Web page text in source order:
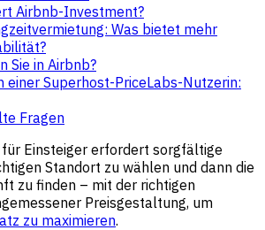
Airbnb-Investment?
Was bietet mehr
Sie in Airbnb?
einer Superhost-PriceLabs-Nutzerin:
Fragen
Einsteiger erfordert sorgfältige
Standort zu wählen und dann die
zu finden – mit der richtigen
Preisgestaltung, um
zu maximieren.